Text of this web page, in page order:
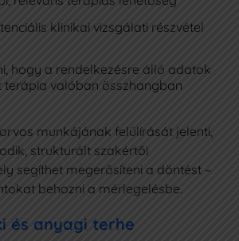
klinikai vizsgálati részvétel
hogy a rendelkezésre álló adatok
terápia valóban összhangban
munkájának felülírását jelenti,
strukturált szakértői
segíthet megerősíteni a döntést –
behozni a mérlegelésbe.
és anyagi terhe